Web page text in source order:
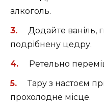
алкоголь.
Додайте ваніль,
подрібнену цедру.
Ретельно
Тару з настоєм
прохолодне місце.